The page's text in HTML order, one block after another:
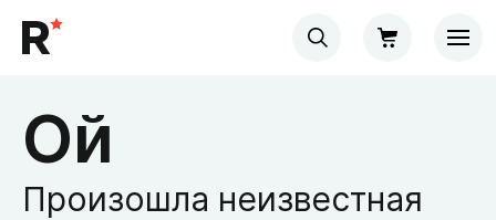
Ой
Произошла неизвестная